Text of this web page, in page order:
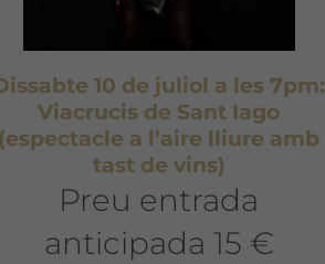
10 de juliol a les 7pm:
Viacrucis de Sant Iago
(espectacle a l’aire lliure amb
tast de vins)
Preu entrada
anticipada 15 €